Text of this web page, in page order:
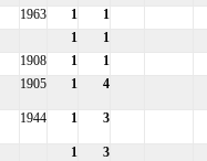
1963 1 1
1 1
1908 1 1
1905 1 4
1944 1 3
1 3